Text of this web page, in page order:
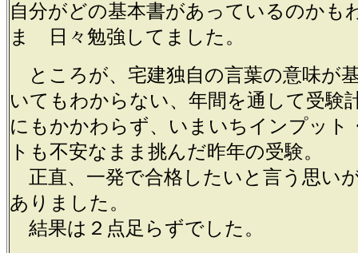
自分がどの基本書があっているのかも
ま 日々勉強してました。
ところが、宅建独自の言葉の意味が
いてもわからない、年間を通して受験
にもかかわらず、いまいちインプット
トも不安なまま挑んだ昨年の受験。
正直、一発で合格したいと言う思い
ありました。
結果は２点足らずでした。